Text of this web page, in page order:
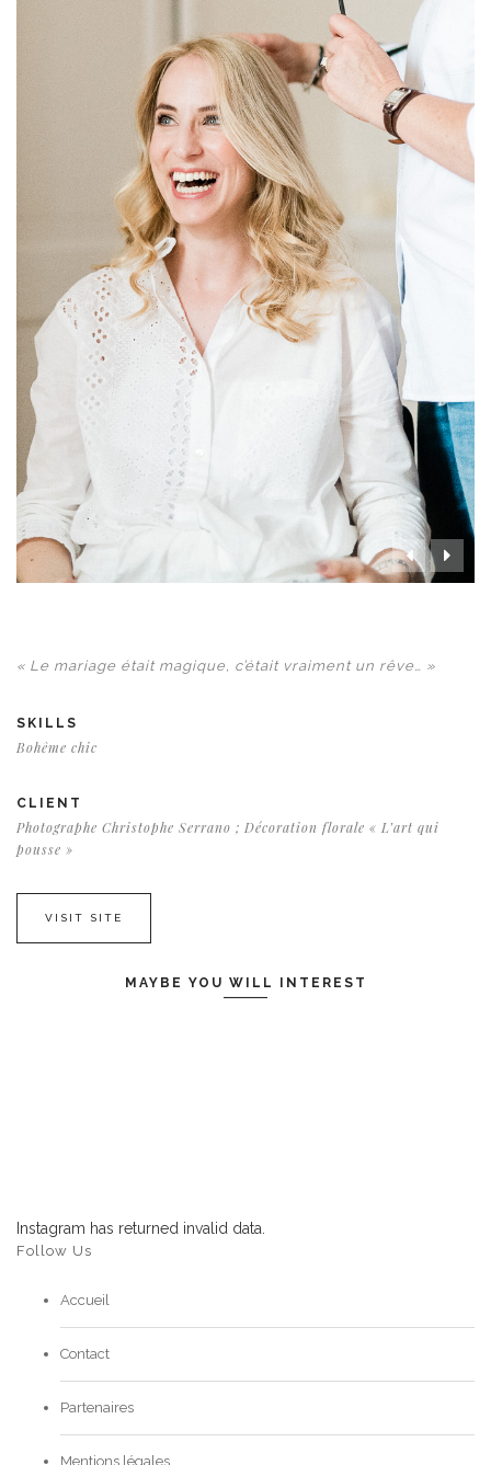
« Le mariage était magique, c’était vraiment un rêve… »
SKILLS
Bohême chic
CLIENT
Photographe Christophe Serrano ; Décoration florale « L’art qui
pousse »
VISIT SITE
MAYBE YOU WILL INTEREST
Instagram has returned invalid data.
Follow Us
Accueil
Contact
Partenaires
Mentions légales